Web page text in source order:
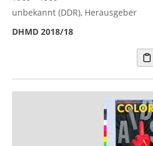
unbekannt (DDR), Herausgeber
DHMD 2018/18